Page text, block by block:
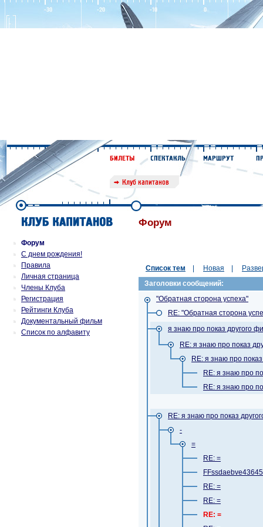
Форум
С днем рождения!
Правила
Личная страница
Члены Клуба
Регистрация
Рейтинги Клуба
Документальный фильм
Список по алфавиту
Форум
Список тем Новая
Заголовки сообщений:
"Обратная сторона успеха"
RE: "Обратная сторона
я знаю про показ другого
RE: я знаю про показ
RE: я знаю про
RE: я знаю про
RE: я знаю про
RE: я знаю про показ
-
=
RE: =
RE: =
RE: =
RE: =